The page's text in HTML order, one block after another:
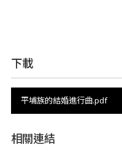
下載
平埔族的結婚進行曲.pdf
相關連結